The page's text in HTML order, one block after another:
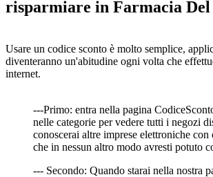
risparmiare in Farmacia Del
Usare un codice sconto è molto semplice,
diventeranno un'abitudine ogni volta che
internet.
---Primo: entra nella pagina
nelle categorie per vedere tutti i negozi
conoscerai altre imprese elettroniche
che in nessun altro modo avresti potuto
--- Secondo: Quando starai nella nostra